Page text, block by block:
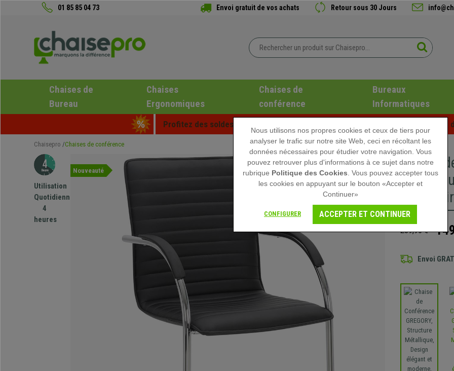
01 85 85 04 73 Envoi gratuit de vos achats Retour sous 30 Jours
Chaises de
Bureau
Chaises
Ergonomiques
Chaises de
conférence
Bureaux
Informatiques
Profitez des soldes d'été chez Chaisepro ! Des réductions exclusives pour une
Chaisepro Chaises de conférence
Utilisation
Quotidienne
4
heures
Nouveauté
Chaise
Cuir, Noir
239,90 €
Envoi
Nous utilisons nos propres cookies et ceux de tiers pour
analyser le trafic sur notre site Web, ceci en récoltant les
données nécessaires pour étudier votre navigation. Vous
pouvez retrouver plus d'informations à ce sujet dans notre
rubrique Politique des Cookies . Vous pouvez accepter tous
les cookies en appuyant sur le bouton «Accepter et
Continuer»
CONFIGURER ACCEPTER ET CONTINUER